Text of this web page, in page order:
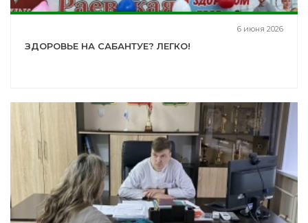
6 июня 2026
ЗДОРОВЬЕ НА САБАНТУЕ? ЛЕГКО!